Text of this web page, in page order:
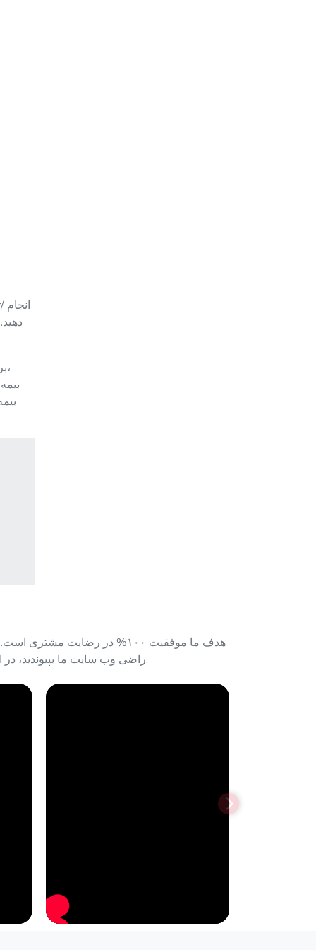
هدف ما موفقیت ۱۰۰% در
راضی وب سایت ما بپیوندید، در اسرع وقت با ما تماس بگیرید. نمایندگان مشتریان ما در کوتاهترین زمان ممکن به شما کمک خواهند کرد.